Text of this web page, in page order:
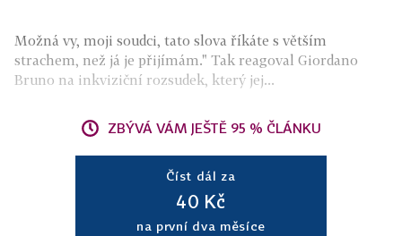
Možná vy, moji soudci, tato slova říkáte s větším
strachem, než já je přijímám." Tak reagoval Giordano
Bruno na inkviziční rozsudek, který jej...
ZBÝVÁ VÁM JEŠTĚ 95 % ČLÁNKU
Číst dál za
40 Kč
na první dva měsíce